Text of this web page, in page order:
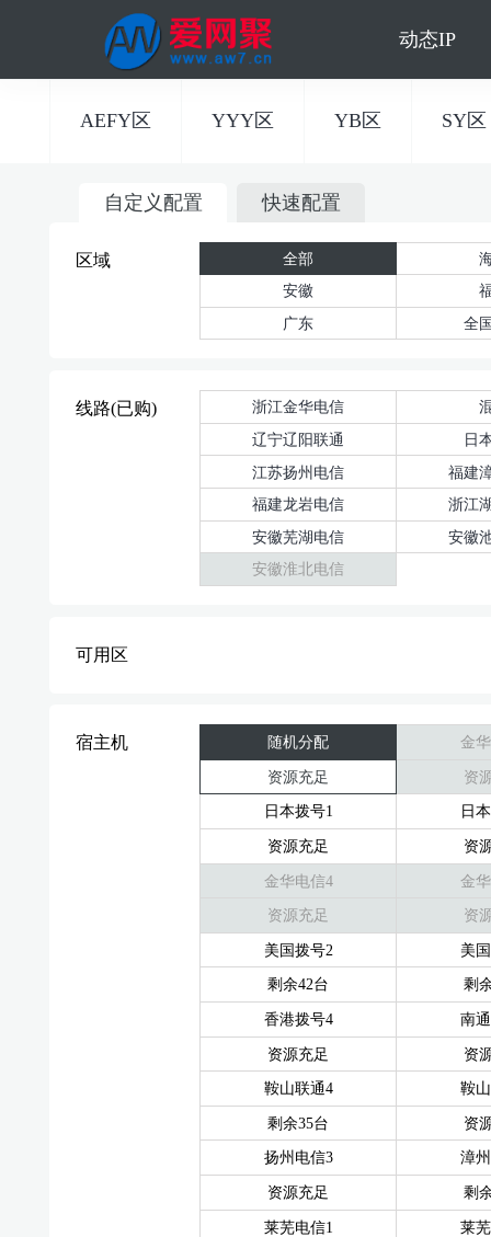
动态IP
AEFY区 YYY区 YB区 SY区
自定义配置 快速配置
区域 全部
安徽
广东
全
线路(已购) 浙江金华电信
辽宁辽阳联通
日
江苏扬州电信
福建
福建龙岩电信
浙江
安徽芜湖电信
安徽
安徽淮北电信
可用区
宿主机
随机分配
资源充足
金
资
日本拨号1
资源充足
日
资
金华电信4
资源充足
金
资
美国拨号2
剩余42台
美
剩
香港拨号4
资源充足
南
资
鞍山联通4
剩余35台
鞍
资
扬州电信3
资源充足
漳
剩
莱芜电信1
莱